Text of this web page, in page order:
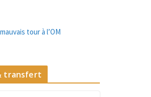
tour à l’OM
transfert